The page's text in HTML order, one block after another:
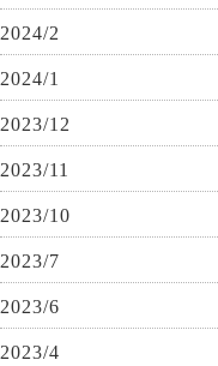
2024/2
2024/1
2023/12
2023/11
2023/10
2023/7
2023/6
2023/4